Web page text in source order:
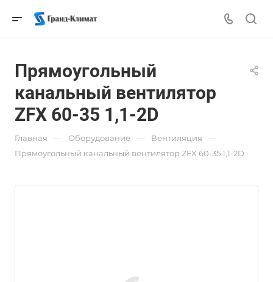
Прямоугольный
канальный вентилятор
ZFX 60-35 1,1-2D
Главная — Оборудование — Вентиляция —
Прямоугольный канальный вентилятор ZFX 60-35 1,1-2D